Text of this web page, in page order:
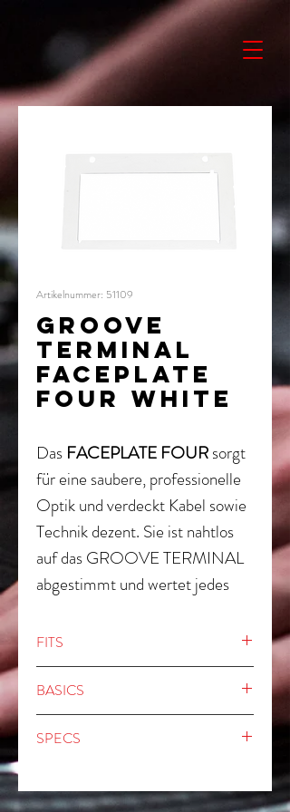
Artikelnummer: 51109
GROOVE
TERMINAL
FACEPLATE
FOUR white
Das FACEPLATE FOURsorgt
für eine saubere, professionelle
Optik und verdeckt Kabel sowie
Technik dezent. Sie ist nahtlos
auf das GROOVE TERMINAL
abgestimmt und wertet jedes
FITS
BASICS
15 mm starkes Eukalyptus-
sandstrukturierter Oberfläche in
SPECS
1,5 cm